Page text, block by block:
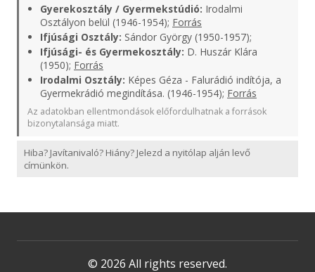
Gyerekosztály / Gyermekstúdió: Irodalmi
Osztályon belül (1946-1954); Forrás
Ifjúsági Osztály: Sándor György (1950-1957);
Ifjúsági- és Gyermekosztály: D. Huszár Klára
(1950); Forrás
Irodalmi Osztály: Képes Géza - Falurádió indítója, a
Gyermekrádió megindítása. (1946-1954); Forrás
Az adatokban ellentmondások előfordulhatnak a források
bizonytalansága miatt.
Hiba? Javítanivaló? Hiány? Jelezd a nyitólap alján levő
címünkön.
© 2026 All rights reserved.